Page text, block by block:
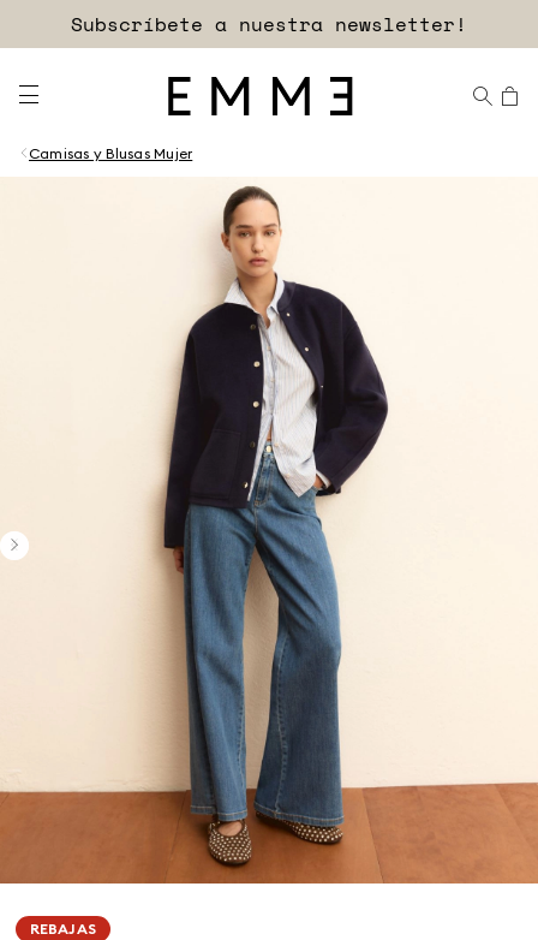
Subscríbete a nuestra newsletter!
Camisas y Blusas Mujer
REBAJAS